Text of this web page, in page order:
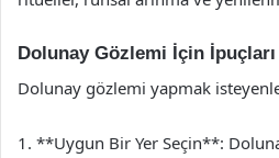
Dolunay Gözlemi İçin İpuçları
Dolunay gözlemi yapmak
1. **Uygun Bir Yer Seçin**: